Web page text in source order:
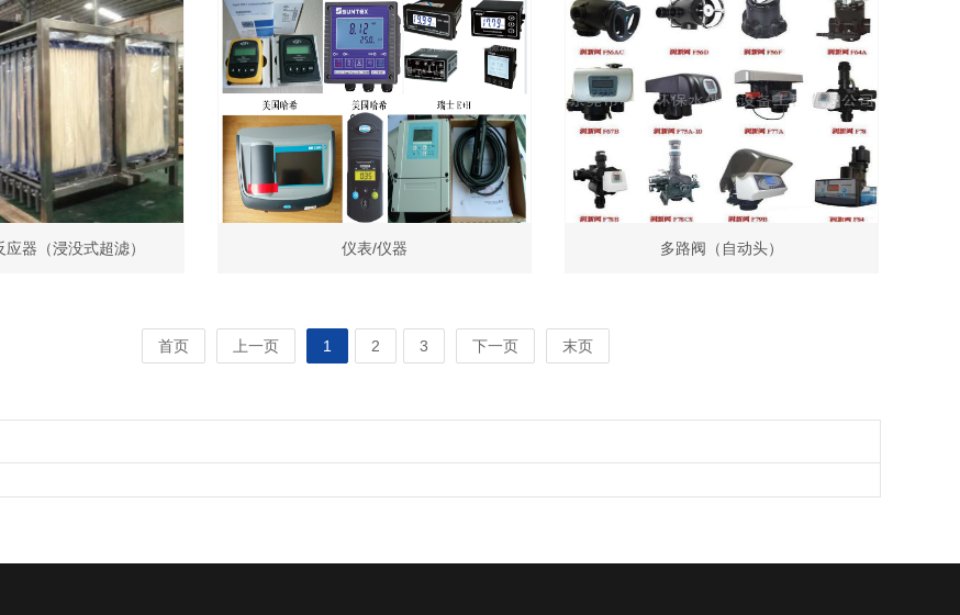
器（浸没式超滤） 仪表/仪器 多路阀（自动头）
首页 上一页 1 2 3 下一页 末页